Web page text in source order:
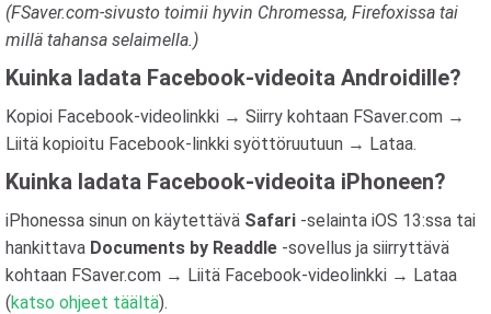
(FSaver.com-sivusto toimii hyvin Chromessa, Firefoxissa tai
millä tahansa selaimella.)
Kuinka ladata Facebook-videoita Androidille?
Kopioi Facebook-videolinkki → Siirry kohtaan FSaver.com →
Liitä kopioitu Facebook-linkki syöttöruutuun → Lataa.
Kuinka ladata Facebook-videoita iPhoneen?
iPhonessa sinun on käytettävä Safari -selainta iOS 13:ssa tai
hankittava Documents by Readdle -sovellus ja siirryttävä
kohtaan FSaver.com → Liitä Facebook-videolinkki → Lataa
(katso ohjeet täältä).